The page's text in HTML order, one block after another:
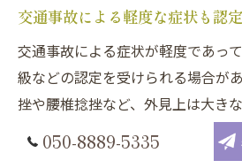
交通事故による軽度な症状も認
交通事故による症状が軽度であっ
級などの認定を受けられる場合が
挫や腰椎捻挫など、外見上は大き
も、神経症状が残存しているケー
揃えることが認定へのカギとなり
050-8889-5335